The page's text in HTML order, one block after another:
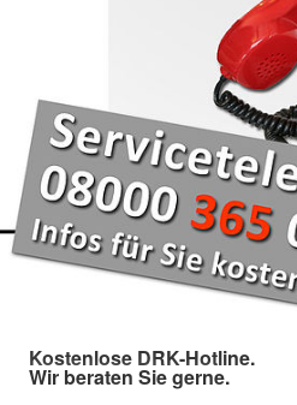
Kostenlose DRK-Hotline.
Wir beraten Sie gerne.